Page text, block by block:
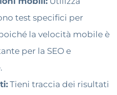
test specifici per
la velocità mobile è
per la SEO e
Tieni traccia dei risultati